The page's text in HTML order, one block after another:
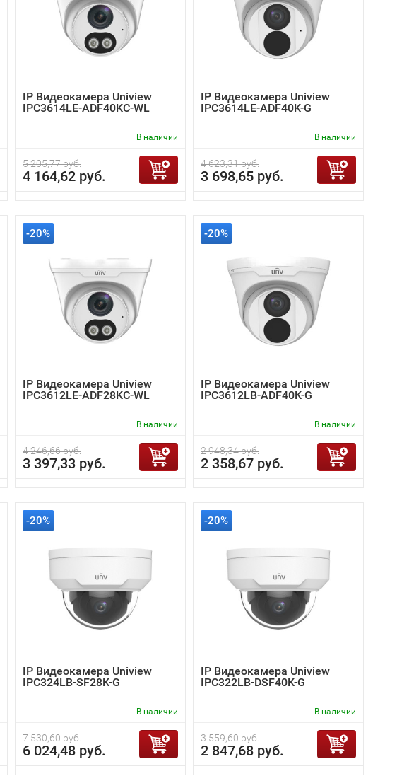
IP Видеокамера Uniview
IPC3614LE-ADF40KC-WL
В наличии
5 205,77 руб.
4 164,62 руб.
IP Видеокамера Uniview
IPC3614LE-ADF40K-G
В наличии
4 623,31 руб.
3 698,65 руб.
-20%
IP Видеокамера Uniview
IPC3612LE-ADF28KC-WL
В наличии
4 246,66 руб.
3 397,33 руб.
-20%
IP Видеокамера Uniview
IPC3612LB-ADF40K-G
В наличии
2 948,34 руб.
2 358,67 руб.
-20%
IP Видеокамера Uniview
IPC324LB-SF28K-G
В наличии
7 530,60 руб.
6 024,48 руб.
-20%
IP Видеокамера Uniview
IPC322LB-DSF40K-G
В наличии
3 559,60 руб.
2 847,68 руб.